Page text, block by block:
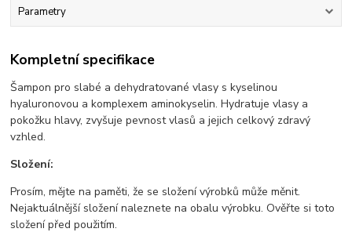
Parametry
Kompletní specifikace
Šampon pro slabé a dehydratované vlasy s kyselinou
hyaluronovou a komplexem aminokyselin. Hydratuje vlasy a
pokožku hlavy, zvyšuje pevnost vlasů a jejich celkový zdravý
vzhled.
Složení:
Prosím, mějte na paměti, že se složení výrobků může měnit.
Nejaktuálnější složení naleznete na obalu výrobku. Ověřte si toto
složení před použitím.